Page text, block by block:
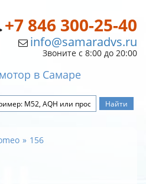
+7 846 300-25-40
info@samaradvs.ru
Звоните с 8:00 до 20:00
в Самаре
156